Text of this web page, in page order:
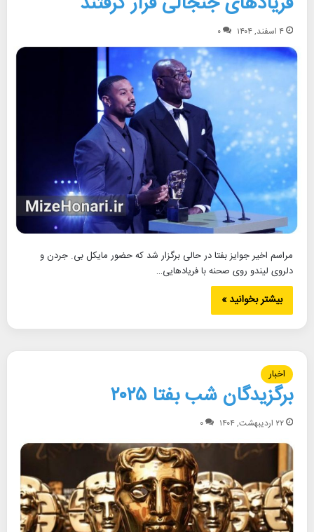
۴ اسفند, ۱۴۰۴ ۰
مراسم اخیر جوایز بفتا در حالی برگزار شد که حضور مایکل بی. جردن و
دلروی لیندو روی صحنه با فریادهایی…
بیشتر بخوانید »
اخبار
برگزیدگان شب بفتا ۲۰۲۵
۲۲ اردیبهشت, ۱۴۰۴ ۰